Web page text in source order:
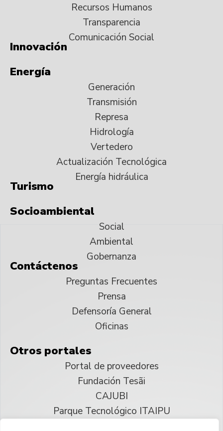
Recursos Humanos
Transparencia
Comunicación Social
Innovación
Energía
Generación
Transmisión
Represa
Hidrología
Vertedero
Actualización Tecnológica
Energía hidráulica
Turismo
Socioambiental
Social
Ambiental
Gobernanza
Contáctenos
Preguntas Frecuentes
Prensa
Defensoría General
Oficinas
Otros portales
Portal de proveedores
Fundación Tesãi
CAJUBI
Parque Tecnológico ITAIPU